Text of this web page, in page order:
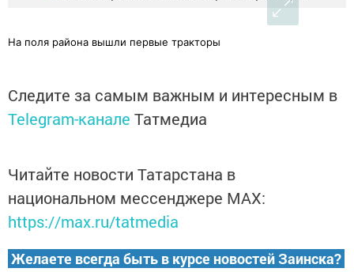
На поля района вышли первые тракторы
Следите за самым важным и интересным в
Telegram-канале Татмедиа
Читайте новости Татарстана в
национальном мессенджере MАХ:
https://max.ru/tatmedia
Желаете всегда быть в курсе новостей Заинска?